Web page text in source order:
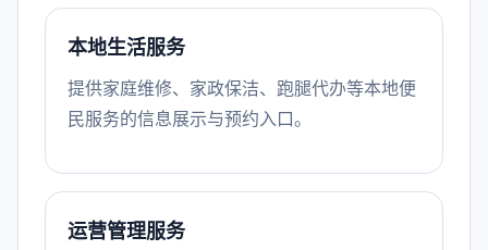
本地生活服务
提供家庭维修、家政保洁、跑腿代办等本地便
民服务的信息展示与预约入口。
运营管理服务